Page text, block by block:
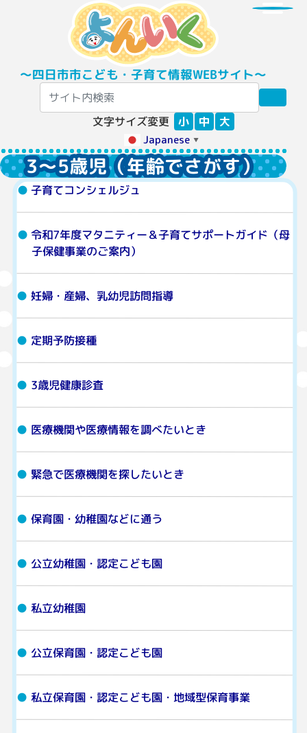
〜四日市市こども・子育て情報WEBサイト〜
文字サイズ変更 小 中 大
Japanese ▼
3～5歳児（年齢でさがす）
子育てコンシェルジュ
令和7年度マタニティー＆子育てサポートガイド（母
子保健事業のご案内）
妊婦・産婦、乳幼児訪問指導
定期予防接種
3歳児健康診査
医療機関や医療情報を調べたいとき
緊急で医療機関を探したいとき
保育園・幼稚園などに通う
公立幼稚園・認定こども園
私立幼稚園
公立保育園・認定こども園
私立保育園・認定こども園・地域型保育事業